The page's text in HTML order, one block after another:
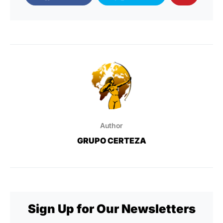
Author
GRUPO CERTEZA
Sign Up for Our Newsletters